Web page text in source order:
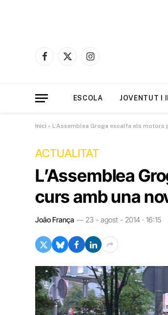
Facebook
X
Instagram
ESCOLA JOVENTUT I
Inici » L’Assemblea Groga escalfa els motors
ACTUALITAT
L’Assemblea
curs amb una
João França 23 - agost - 2014 · 16:15